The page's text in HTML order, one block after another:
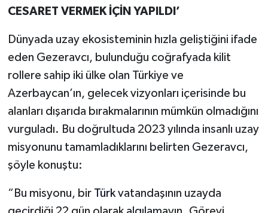
CESARET VERMEK İÇİN YAPILDI’
Dünyada uzay ekosisteminin hızla geliştiğini ifade
eden Gezeravcı, bulunduğu coğrafyada kilit
rollere sahip iki ülke olan Türkiye ve
Azerbaycan’ın, gelecek vizyonları içerisinde bu
alanları dışarıda bırakmalarının mümkün olmadığını
vurguladı. Bu doğrultuda 2023 yılında insanlı uzay
misyonunu tamamladıklarını belirten Gezeravcı,
şöyle konuştu:
“Bu misyonu, bir Türkvatandaşının uzayda